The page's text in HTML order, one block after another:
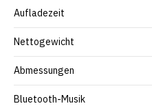
Aufladezeit
Nettogewicht
Abmessungen
Bluetooth-Musik